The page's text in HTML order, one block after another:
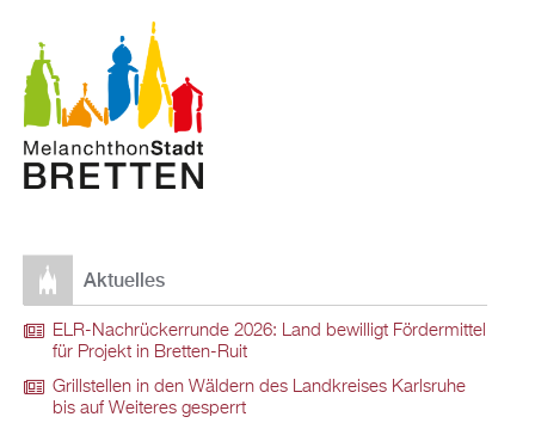
Aktuelles
ELR-Nachrückerrunde 2026: Land bewilligt Fördermittel
für Projekt in Bretten-Ruit
Grillstellen in den Wäldern des Landkreises Karlsruhe
bis auf Weiteres gesperrt